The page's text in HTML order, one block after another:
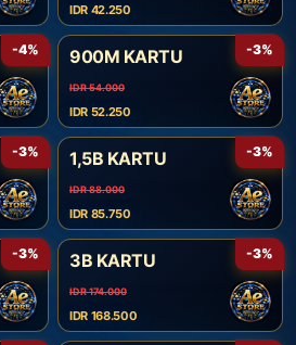
IDR 42.250
-4% -3%
900M KARTU
IDR 54.000
IDR 52.250
-3% -3%
1,5B KARTU
IDR 88.000
IDR 85.750
-3% -3%
3B KARTU
IDR 174.000
IDR 168.500